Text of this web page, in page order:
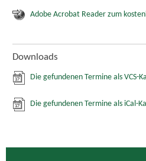
Adobe Acrobat Reader zum
Downloads
Die gefundenen Termine als VCS-
Die gefundenen Termine als iCal-